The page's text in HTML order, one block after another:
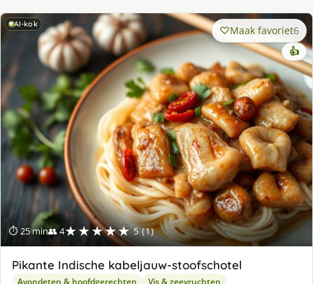
AI-kok
⏱ 25 min👥 4★★★★★ 5 (1)
Maak favoriet6
👍
Pikante Indische kabeljauw-stoofschotel